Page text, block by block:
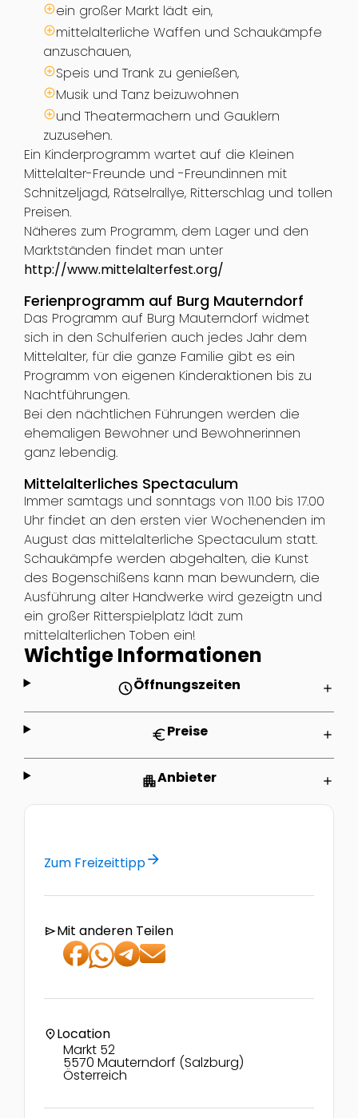
ein großer Markt lädt ein,
mittelalterliche Waffen und Schaukämpfe
anzuschauen,
Speis und Trank zu genießen,
Musik und Tanz beizuwohnen
und Theatermachern und Gauklern
zuzusehen.
Ein Kinderprogramm wartet auf die Kleinen
Mittelalter-Freunde und -Freundinnen mit
Schnitzeljagd, Rätselrallye, Ritterschlag und tollen
Preisen.
Näheres zum Programm, dem Lager und den
Marktständen findet man unter
http://www.mittelalterfest.org/
Ferienprogramm auf Burg Mauterndorf
Das Programm auf Burg Mauterndorf widmet
sich in den Schulferien auch jedes Jahr dem
Mittelalter, für die ganze Familie gibt es ein
Programm von eigenen Kinderaktionen bis zu
Nachtführungen.
Bei den nächtlichen Führungen werden die
ehemaligen Bewohner und Bewohnerinnen
ganz lebendig.
Mittelalterliches Spectaculum
Immer samtags und sonntags von 11.00 bis 17.00
Uhr findet an den ersten vier Wochenenden im
August das mittelalterliche Spectaculum statt.
Schaukämpfe werden abgehalten, die Kunst
des Bogenschißens kann man bewundern, die
Ausführung alter Handwerke wird gezeigtn und
ein großer Ritterspielplatz lädt zum
mittelalterlichen Toben ein!
Wichtige Informationen
scheduleÖffnungszeiten add
euroPreise add
apartmentAnbieter add
Zum Freizeittipparrow_forward
sendMit anderen Teilen
location_onLocation
Markt 52
5570 Mauterndorf (Salzburg)
Österreich